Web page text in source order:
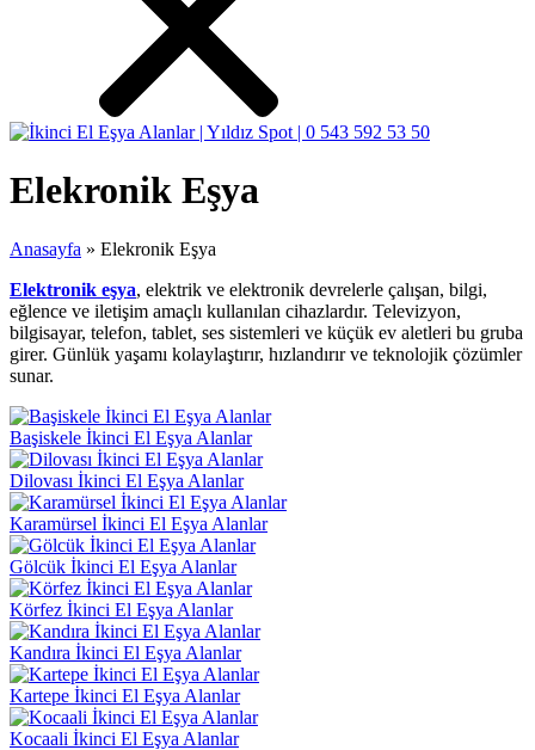
Elekronik Eşya
Anasayfa » Elekronik Eşya
Elektronik eşya, elektrik ve elektronik devrelerle çalışan, bilgi,
eğlence ve iletişim amaçlı kullanılan cihazlardır. Televizyon,
bilgisayar, telefon, tablet, ses sistemleri ve küçük ev aletleri bu gruba
girer. Günlük yaşamı kolaylaştırır, hızlandırır ve teknolojik çözümler
sunar.
Başiskele İkinci El Eşya Alanlar
Dilovası İkinci El Eşya Alanlar
Karamürsel İkinci El Eşya Alanlar
Gölcük İkinci El Eşya Alanlar
Körfez İkinci El Eşya Alanlar
Kandıra İkinci El Eşya Alanlar
Kartepe İkinci El Eşya Alanlar
Kocaali İkinci El Eşya Alanlar